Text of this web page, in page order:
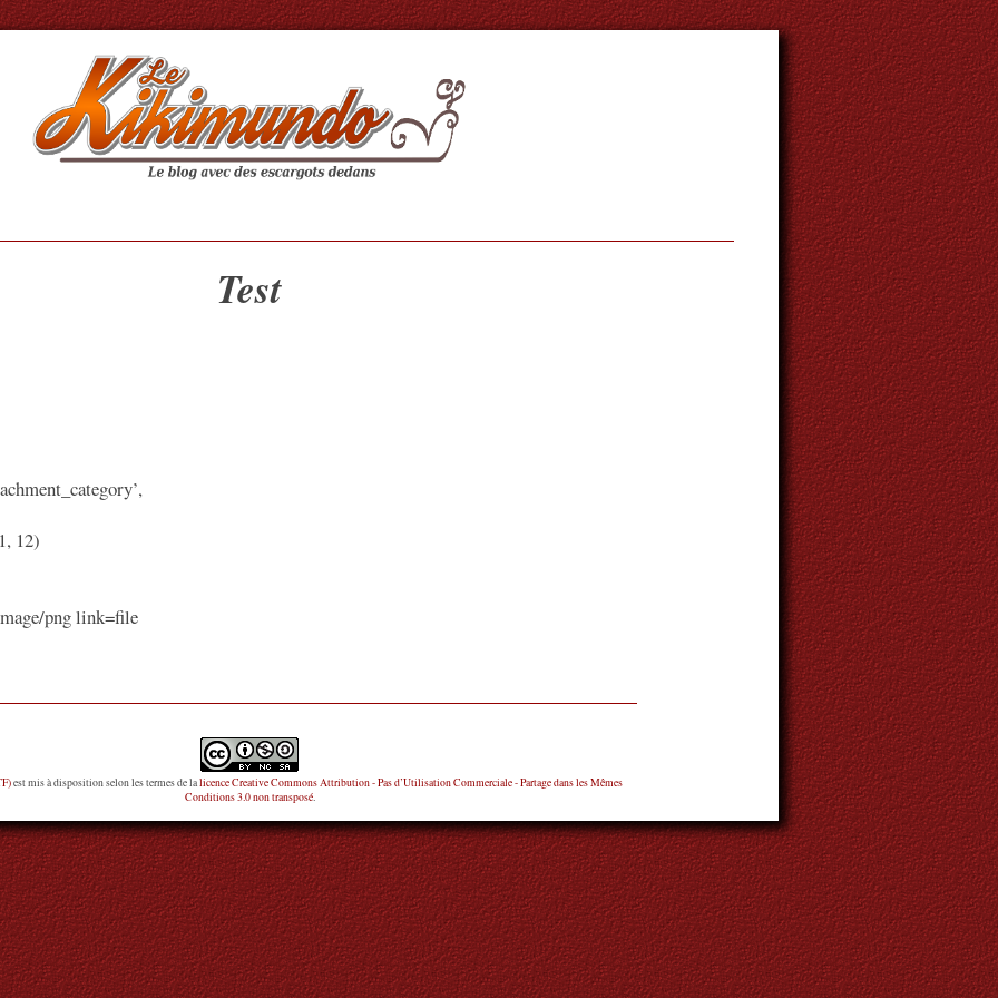
Test
12)
png link=file
est mis à disposition selon les termes de lalicence Creative Commons Attribution - Pas d’Utilisation Commerciale - Partage dans les Mêmes
Conditions 3.0 non transposé.